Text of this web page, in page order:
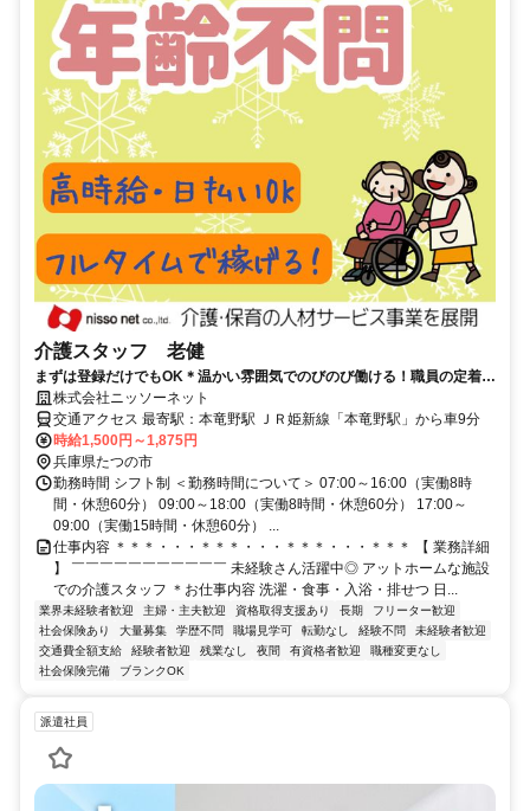
介護スタッフ 老健
まずは登録だけでもOK＊温かい雰囲気でのびのび働ける！職員の定着率
も高いんです◎
株式会社ニッソーネット
交通アクセス 最寄駅：本竜野駅 ＪＲ姫新線「本竜野駅」から車9分
時給1,500円～1,875円
兵庫県たつの市
勤務時間 シフト制 ＜勤務時間について＞ 07:00～16:00（実働8時
間・休憩60分） 09:00～18:00（実働8時間・休憩60分） 17:00～
09:00（実働15時間・休憩60分） ...
仕事内容 ＊＊＊・・・＊＊＊・・・＊＊＊・・・＊＊＊ 【 業務詳細
】 ￣￣￣￣￣￣￣￣￣￣￣ 未経験さん活躍中◎ アットホームな施設
での介護スタッフ ＊お仕事内容 洗濯・食事・入浴・排せつ 日...
業界未経験者歓迎 主婦・主夫歓迎 資格取得支援あり 長期
フリーター歓迎
社会保険あり
大量募集 学歴不問 職場見学可 転勤なし 経験不問
未経験者歓迎
交通費全額支給
経験者歓迎 残業なし 夜間 有資格者歓迎
職種変更なし
社会保険完備
ブランクOK
派遣社員